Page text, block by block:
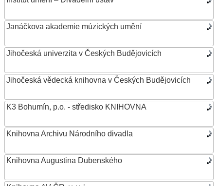
Janáčkova akademie múzických umění
Jihočeská univerzita v Českých Budějovicích
Jihočeská vědecká knihovna v Českých Budějovicích
K3 Bohumín, p.o. - středisko KNIHOVNA
Knihovna Archivu Národního divadla
Knihovna Augustina Dubenského